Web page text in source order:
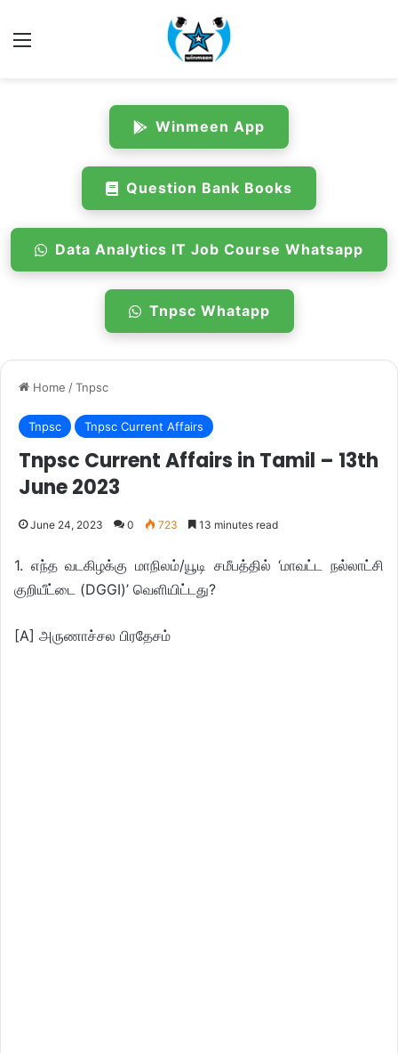
Menu
Winmeen App
Question Bank Books
Data Analytics IT Job Course Whatsapp
Tnpsc Whatapp
Home /Tnpsc
Tnpsc Tnpsc Current Affairs
Tnpsc Current Affairs in Tamil – 13th
June 2023
June 24, 2023 0 723 13 minutes read
1. எந்த வடகிழக்கு மாநிலம்/யூடி சமீபத்தில் ‘மாவட்ட நல்லாட்சி
குறியீட்டை (DGGI)’ வெளியிட்டது?
[A] அருணாச்சல பிரதேசம்